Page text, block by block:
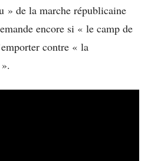
» de la marche républicaine
encore si « le camp de
contre « la